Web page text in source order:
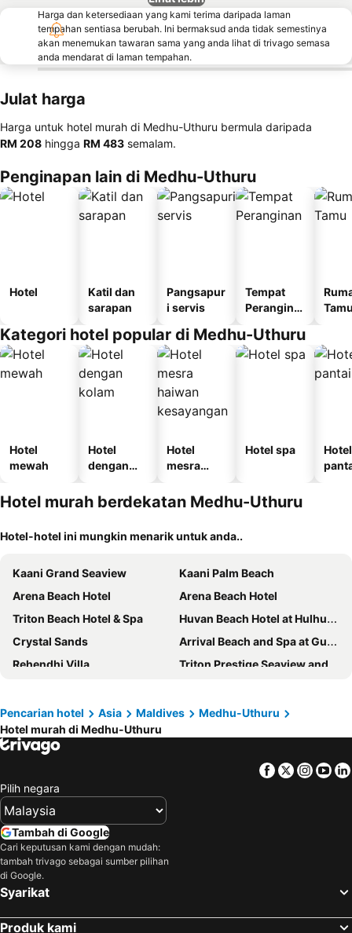
Harga dan ketersediaan yang kami terima daripada laman
tempahan sentiasa berubah. Ini bermaksud anda tidak semestinya
akan menemukan tawaran sama yang anda lihat di trivago semasa
anda mendarat di laman tempahan.
Julat harga
Harga untuk hotel murah di Medhu-Uthuru bermula daripada
‎RM 208 hingga ‎RM 483 semalam.
Penginapan lain di Medhu-Uthuru
Hotel
Katil dan
sarapan
Pangsapur
i servis
Tempat
Perangina
Kategori hotel popular di Medhu-Uthuru
Hotel
mewah
Hotel
dengan
Hotel
mesra
kesayanga
n
Hotel spa
Hotel
Hotel murah berdekatan Medhu-Uthuru
Hotel-hotel ini mungkin menarik untuk anda..
Kaani Grand Seaview
Kaani Palm Beach
Arena Beach Hotel
Arena Beach Hotel
Triton Beach Hotel & Spa
Huvan Beach Hotel at Hulhumale'
Crystal Sands
Arrival Beach and Spa at Gulhi
Rehendhi Villa
Triton Prestige Seaview and Spa
Stone Hotels Dhiffushi
Coconut Tree Hulhuvilla Beach
Pearlshine Retreat Maldives
The Ritz-Carlton Maldives, Fari Islands
iCom Blue Sea View
Avyanna Gulhi Beach Hotel
Araamu Holidays & Spa
Comfy Cool Breeze by eMzaz
ZAN LODGE
Rasdhoo Coralville
Off Day Inn
Starry Night At Ukulhas
Pencarian hotel Asia Maldives
Medhu-Uthuru
Hotel murah di Medhu-Uthuru
Facebook
Twitter
Pilih negara
Tambah di Google
Cari keputusan kami dengan mudah:
tambah trivago sebagai sumber pilihan
di Google.
Syarikat
Produk kami